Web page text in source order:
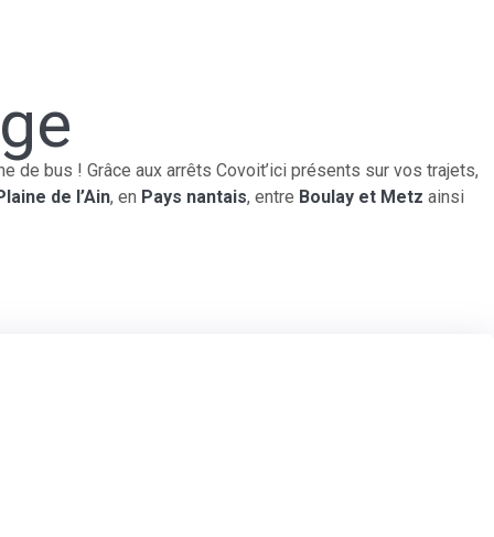
de bus ! Grâce aux arrêts Covoit’ici présents sur vos trajets,
de l’Ain, en Pays nantais, entre Boulay et Metz ainsi